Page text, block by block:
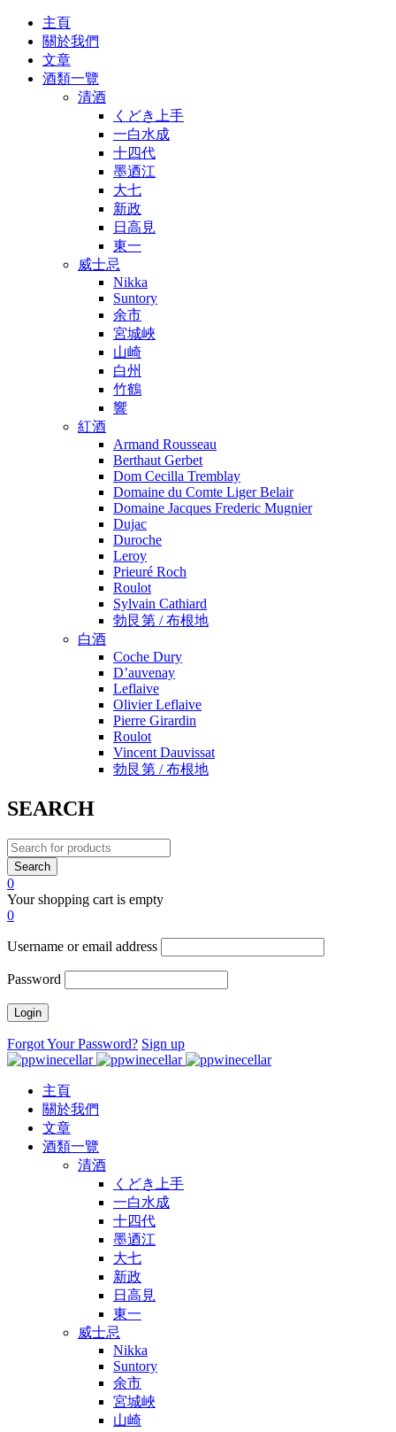
主頁
關於我們
文章
酒類一覽
清酒
くどき上手
一白水成
十四代
墨迺江
大七
新政
日高見
東一
威士忌
Nikka
Suntory
余市
宮城峽
山崎
白州
竹鶴
響
紅酒
Armand Rousseau
Berthaut Gerbet
Dom Cecilla Tremblay
Domaine du Comte Liger Belair
Domaine Jacques Frederic Mugnier
Dujac
Duroche
Leroy
Prieuré Roch
Roulot
Sylvain Cathiard
勃艮第 / 布根地
白酒
Coche Dury
D’auvenay
Leflaive
Olivier Leflaive
Pierre Girardin
Roulot
Vincent Dauvissat
勃艮第 / 布根地
SEARCH
0
Your shopping cart is empty
0
Username or email address
Password
Forgot Your Password? Sign up
主頁
關於我們
文章
酒類一覽
清酒
くどき上手
一白水成
十四代
墨迺江
大七
新政
日高見
東一
威士忌
Nikka
Suntory
余市
宮城峽
山崎